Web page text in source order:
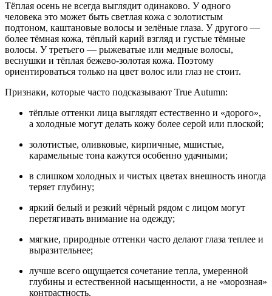
Тёплая осень не всегда выглядит одинаково. У одного
человека это может быть светлая кожа с золотистым
подтоном, каштановые волосы и зелёные глаза. У другого —
более тёмная кожа, тёплый карий взгляд и густые тёмные
волосы. У третьего — рыжеватые или медные волосы,
веснушки и тёплая бежево-золотая кожа. Поэтому
ориентироваться только на цвет волос или глаз не стоит.
Признаки, которые часто подсказывают True Autumn:
тёплые оттенки лица выглядят естественно и «дорого»,
а холодные могут делать кожу более серой или плоской;
золотистые, оливковые, кирпичные, мшистые,
карамельные тона кажутся особенно удачными;
в слишком холодных и чистых цветах внешность иногда
теряет глубину;
яркий белый и резкий чёрный рядом с лицом могут
перетягивать внимание на одежду;
мягкие, природные оттенки часто делают глаза теплее и
выразительнее;
лучше всего ощущается сочетание тепла, умеренной
глубины и естественной насыщенности, а не «морозная»
контрастность.